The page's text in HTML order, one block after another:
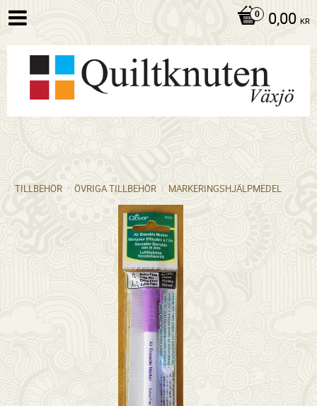
0,00 KR
TILLBEHÖR ÖVRIGA TILLBEHÖR MARKERINGSHJÄLPMEDEL